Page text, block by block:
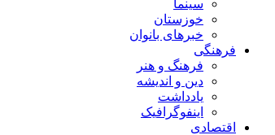
سینما
خوزستان
خبرهای بانوان
فرهنگی
فرهنگ و هنر
دین و اندیشه
یادداشت
اینفوگرافیک
اقتصادی